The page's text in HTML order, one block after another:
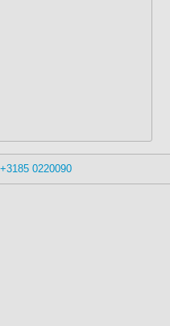
+3185 0220090